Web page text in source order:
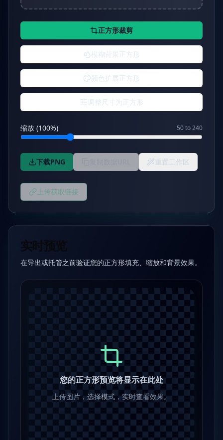
正方形裁剪
模糊背景正方形
颜色扩展正方形
调整尺寸为正方形
缩放 (100%) 50 to 240
下载PNG 重置工作区
上传获取链接
实时预览
在导出或托管之前验证您的正方形填充、缩放和背景效果。
您的正方形预览将显示在此处
上传图片，选择模式，实时查看效果。